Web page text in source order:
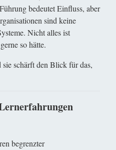
bedeutet Einfluss, aber
sind keine
Nicht alles ist
so hätte.
schärft den Blick für das,
begrenzter